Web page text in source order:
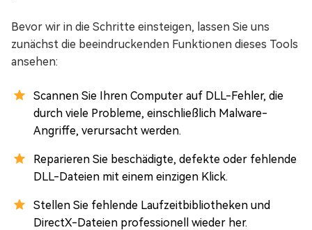
Bevor wir in die Schritte einsteigen, lassen Sie uns
zunächst die beeindruckenden Funktionen dieses Tools
ansehen:
Scannen Sie Ihren Computer auf DLL-Fehler, die
durch viele Probleme, einschließlich Malware-
Angriffe, verursacht werden.
Reparieren Sie beschädigte, defekte oder fehlende
DLL-Dateien mit einem einzigen Klick.
Stellen Sie fehlende Laufzeitbibliotheken und
DirectX-Dateien professionell wieder her.